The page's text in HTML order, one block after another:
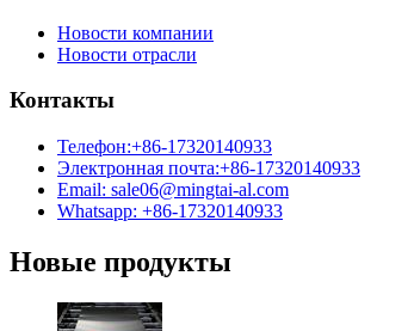
Новости компании
Новости отрасли
Контакты
Телефон:+86-17320140933
Электронная почта:+86-17320140933
Email: sale06@mingtai-al.com
Whatsapp: +86-17320140933
Новые продукты